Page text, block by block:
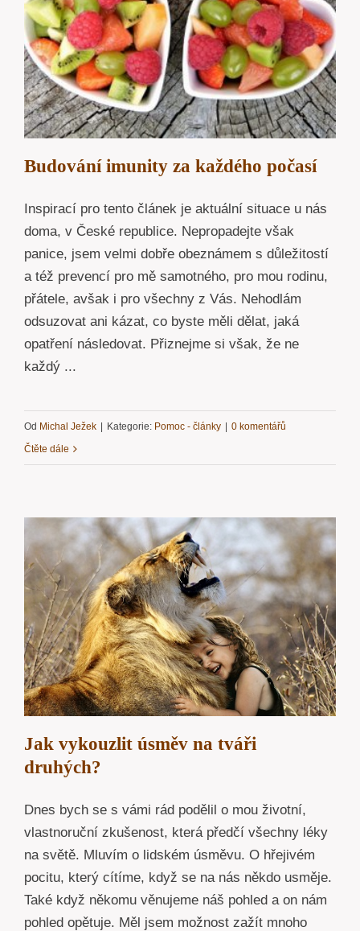
Budování imunity za každého počasí
Inspirací pro tento článek je aktuální situace u nás
doma, v České republice. Nepropadejte však
panice, jsem velmi dobře obeznámem s důležitostí
a též prevencí pro mě samotného, pro mou rodinu,
přátele, avšak i pro všechny z Vás. Nehodlám
odsuzovat ani kázat, co byste měli dělat, jaká
opatření následovat. Přiznejme si však, že ne
každý ...
Od Michal Ježek Kategorie: Pomoc - články
0 komentářů
Čtěte dále
Jak vykouzlit úsměv na tváři
druhých?
Dnes bych se s vámi rád podělil o mou životní,
vlastnoruční zkušenost, která předčí všechny léky
na světě. Mluvím o lidském úsměvu. O hřejivém
pocitu, který cítíme, když se na nás někdo usměje.
Také když někomu věnujeme náš pohled a on nám
pohled opětuje. Měl jsem možnost zažít mnoho